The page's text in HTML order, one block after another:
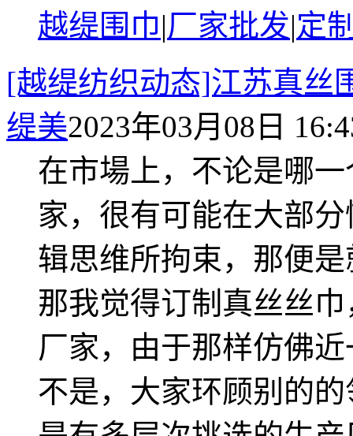
越缇围巾|厂家批发|定
[越缇纺织动态]江苏真
缇美2023年03月08日
在市場上，不论是哪
家，很有可能在大部
辑思维所拘束，那便
那我觉得订制真丝丝
厂家，由于那样仿佛
不是，大家环顾别的